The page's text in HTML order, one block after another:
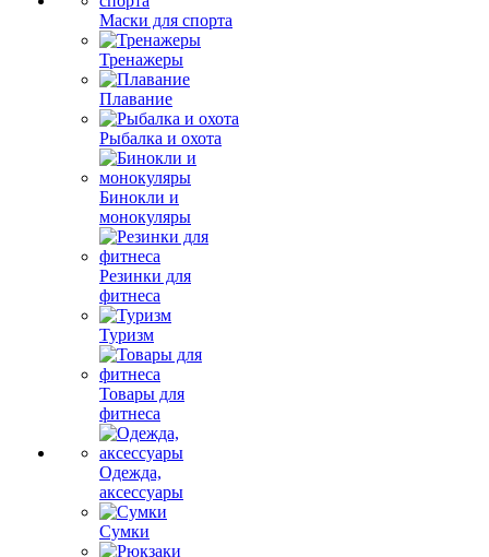
Маски для спорта
Тренажеры
Плавание
Рыбалка и охота
Бинокли и
монокуляры
Резинки для
фитнеса
Туризм
Товары для
фитнеса
Одежда,
аксессуары
Сумки